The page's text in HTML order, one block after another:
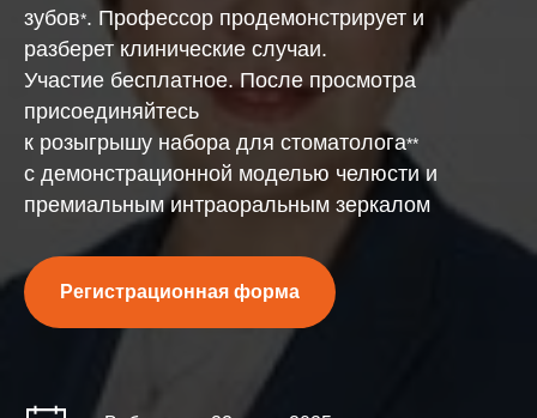
зубов*. Профессор продемонстрирует и
разберет клинические случаи.
Участие бесплатное. После просмотра
присоединяйтесь
к розыгрышу набора для стоматолога**
с демонстрационной моделью челюсти и
премиальным интраоральным зеркалом
Регистрационная форма